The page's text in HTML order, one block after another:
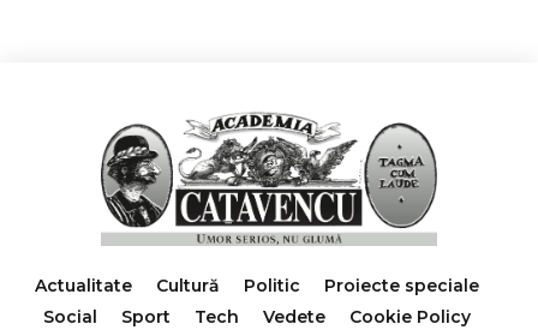
Actualitate Cultură Politic
Proiecte speciale
Social
Sport Tech Vedete
Cookie Policy